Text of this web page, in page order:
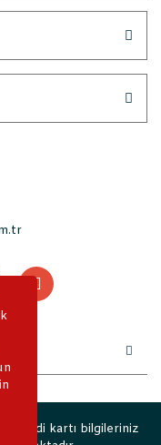
Kredi kartı bilgileriniz